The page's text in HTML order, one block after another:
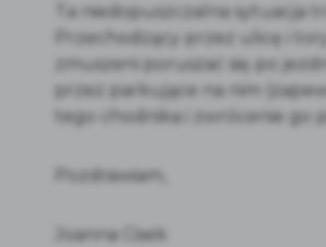
Ta niedopuszczalna sytuacja
Przechodzący przez ulicę i
zmuszeni poruszać się po
przez parkujące na nim
tego chodnika i zwrócenie go
Pozdrawiam,
Joanna Cisek